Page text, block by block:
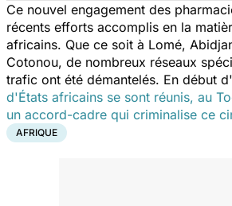
Ce nouvel engagement des
récents efforts accomplis en la
africains. Que ce soit à Lomé,
Cotonou, de nombreux réseaux
trafic ont été démantelés. En début
d'États africains se sont réunis, au
un accord-cadre qui criminalise ce
AFRIQUE